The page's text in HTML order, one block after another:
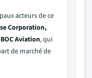
acteurs de ce
Corporation,
Aviation, qui
de marché de